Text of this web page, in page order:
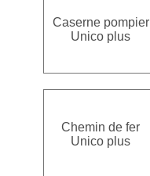
Caserne pompier
Unico plus
Chemin de fer
Unico plus